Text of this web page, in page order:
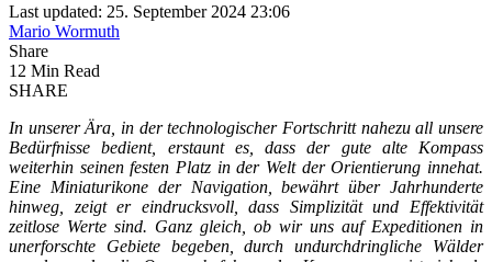
Last updated: 25. September 2024 23:06
Mario Wormuth
Share
12 Min Read
SHARE
In unserer Ära, in der technologischer Fortschritt nahezu all unsere
Bedürfnisse bedient, erstaunt es, dass der gute alte Kompass
weiterhin seinen festen Platz in der Welt der Orientierung innehat.
Eine Miniaturikone der Navigation, bewährt über Jahrhunderte
hinweg, zeigt er eindrucksvoll, dass Simplizität und Effektivität
zeitlose Werte sind. Ganz gleich, ob wir uns auf Expeditionen in
unerforschte Gebiete begeben, durch undurchdringliche Wälder